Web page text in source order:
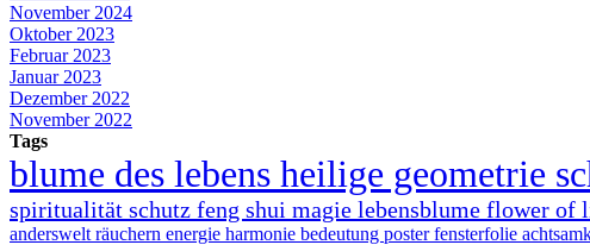
November 2024
Oktober 2023
Februar 2023
Januar 2023
Dezember 2022
November 2022
Tags
blume des lebens heilige geometrie
spiritualität schutz feng shui magie lebensblume flower of
anderswelt räuchern energie harmonie bedeutung posterfensterfolie